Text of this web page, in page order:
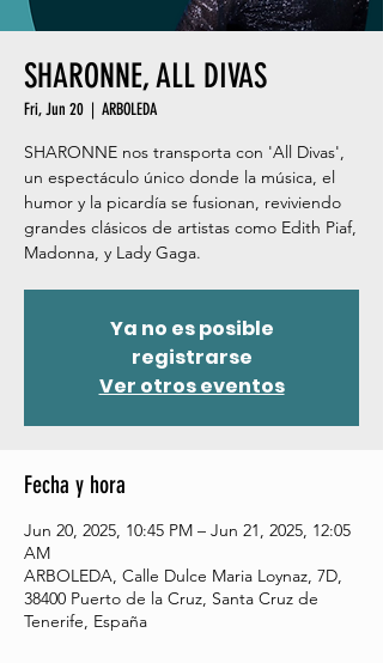
SHARONNE, ALL DIVAS
Fri, Jun 20
  |
ARBOLEDA
SHARONNE nos transporta con 'All Divas',
un espectáculo único donde la música, el
humor y la picardía se fusionan, reviviendo
grandes clásicos de artistas como Edith Piaf,
Madonna, y Lady Gaga.
Ya no es posible
registrarse
Ver otros eventos
Fecha y hora
Jun 20, 2025, 10:45 PM – Jun 21, 2025, 12:05
AM
ARBOLEDA, Calle Dulce Maria Loynaz, 7D,
38400 Puerto de la Cruz, Santa Cruz de
Tenerife, España